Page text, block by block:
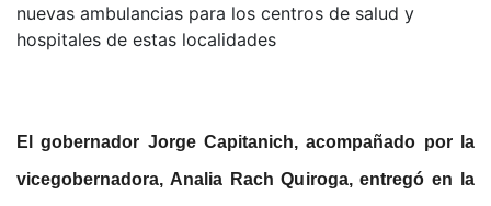
nuevas ambulancias para los centros de salud y
hospitales de estas localidades
El gobernador Jorge Capitanich, acompañado por la
vicegobernadora, Analia Rach Quiroga, entregó en la